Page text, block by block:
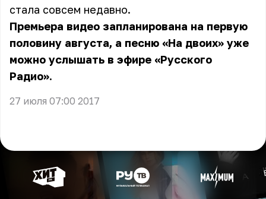
стала совсем недавно.
Премьера видео запланирована на первую
половину августа, а песню «На двоих» уже
можно услышать в эфире «Русского
Радио».
27 июля 07:00 2017